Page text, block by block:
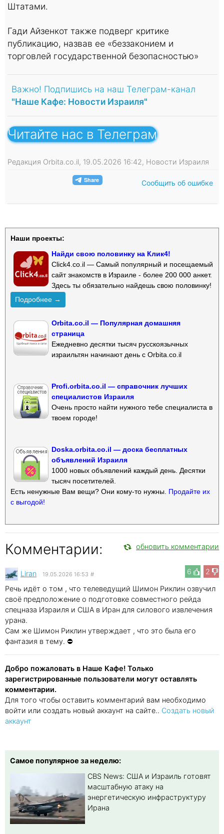
Штатами.
Гади Айзенкот также подверг критике
публикацию, назвав ее «беззаконием и
торговлей государственной безопасностью»
Важно! Подпишись на наш Телеграм-канал
"Наше Кафе: Новости Израиля"
Читайте нас в Телеграм
Редакция Orbita.co.il, 19.05.2026 16:42, Новости Израиля
Сообщить об ошибке
Наши проекты:
Найди свою половинку на Клик4!
Click4.co.il — Самый популярный и посещаемый
сайт знакомств в Израиле - более 200 000 анкет.
Здесь ты обязательно найдешь свою половинку!
Подробнее →
Orbita.co.il — Популярная домашняя
страница
Ежедневно десятки тысяч русскоязычных
израильтян начинают день с Orbita.co.il
Profi.orbita.co.il — справочник лучших
специалистов Израиля
Очень просто найти нужного тебе специалиста в
твоем городе!
Doska.orbita.co.il — доска бесплатных
объявлений Израиля
1000 новых объявлений каждый день. Десятки
тысяч посетителей.
Есть ненужные Вам вещи? Они кому-то нужны. Продайте их
с выгодой!
Комментарии: обновить комментарии
6 2
Liran 19.05.2026 16:53 #
Речь идёт о том , что телеведущий Шимон Риклин озвучил
своё предположение о подготовке совместного рейда
спецназа Израиля и США в Иран для силового извлечения
урана.
Сам же Шимон Риклин утверждает , что это была его
фантазия в тему. ⛔
Добро пожаловать в Наше Кафе! Только
зарегистрированные пользователи могут оставлять
комментарии.
Для того чтобы оставить комментарий вам необходимо
войти или создать новый аккаунт на сайте.. Создать новый
аккаунт
Самое популярное за неделю:
CBS News: США и Израиль готовят
масштабную атаку на
энергетическую инфраструктуру
Ирана